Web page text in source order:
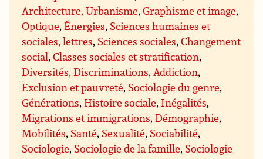
Architecture, Urbanisme,Graphisme et image,
Optique,Énergies, Sciences humaines et
sociales, lettres, Sciences sociales,Changement
social,Classes sociales et stratification,
Diversités, Discriminations, Addiction,
Exclusion et pauvreté, Sociologie du genre,
Générations,Histoire sociale, Inégalités,
Migrations et immigrations,Démographie,
Mobilités, Santé, Sexualité, Sociabilité,
Sociologie, Sociologie de la famille, Sociologie